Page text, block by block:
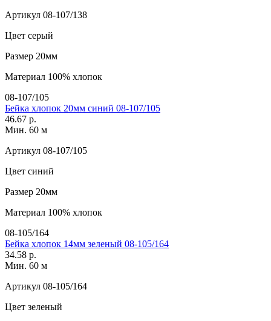
Артикул 08-107/138
Цвет серый
Размер 20мм
Материал 100% хлопок
08-107/105
Бейка хлопок 20мм синий 08-107/105
46.67 р.
Мин. 60 м
Артикул 08-107/105
Цвет синий
Размер 20мм
Материал 100% хлопок
08-105/164
Бейка хлопок 14мм зеленый 08-105/164
34.58 р.
Мин. 60 м
Артикул 08-105/164
Цвет зеленый